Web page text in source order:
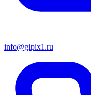
info@gipix1.ru